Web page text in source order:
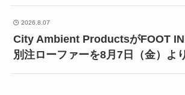
2026.8.07
City Ambient ProductsがFOOT
別注ローファーを8月7日（金）よ